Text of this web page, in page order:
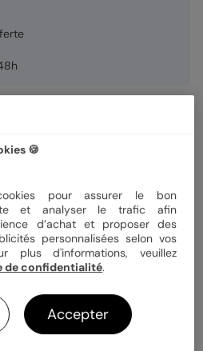
sans frais
de témoin Wild Flowers,
ou carrés.
🍪
pour assurer le bon
et analyser le trafic afin
d’achat et proposer des
personnalisées selon vos
plus d'informations, veuillez
de confidentialité.
Accepter